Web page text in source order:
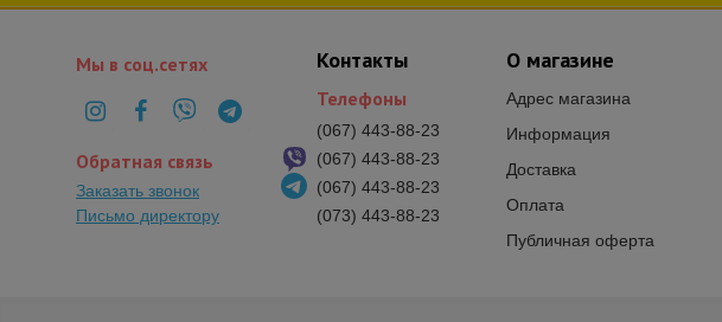
О магазине
Адрес магазина
Информация
Доставка
Оплата
Публичная оферта
Контакты
Телефоны
(067) 443-88-23
(067) 443-88-23
(067) 443-88-23
(073) 443-88-23
Мы в соц.сетях
Обратная связь
Заказать звонок
Письмо директору